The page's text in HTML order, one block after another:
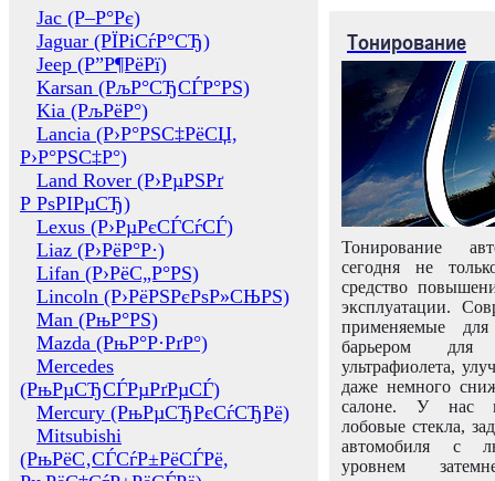
Jac (Р–Р°Рє)
Jaguar (РЇРіСѓР°СЂ)
Jeep (Р”Р¶РёРї)
Karsan (РљР°СЂСЃР°РЅ)
Kia (РљРёР°)
Lancia (Р›Р°РЅС‡РёСЏ,
Р›Р°РЅС‡Р°)
Land Rover (Р›РµРЅРґ
Р РѕРІРµСЂ)
Lexus (Р›РµРєСЃСѓСЃ)
Liaz (Р›РёР°Р·)
Lifan (Р›РёС„Р°РЅ)
Lincoln (Р›РёРЅРєРѕР»СЊРЅ)
Man (РњР°РЅ)
Mazda (РњР°Р·РґР°)
Mercedes
(РњРµСЂСЃРµРґРµСЃ)
Mercury (РњРµСЂРєСѓСЂРё)
Mitsubishi
(РњРёС‚СЃСѓР±РёСЃРё,
Тонирование
Тонирование
сегодня не
средство
эксплуатации.
применяемые
барьером для
ультрафиолета,
даже немного
салоне. У нас
лобовые стекла,
автомобиля с
уровнем